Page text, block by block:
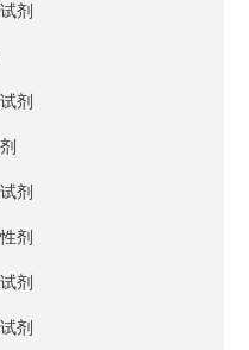
剂
剂
剂
剂
剂
剂